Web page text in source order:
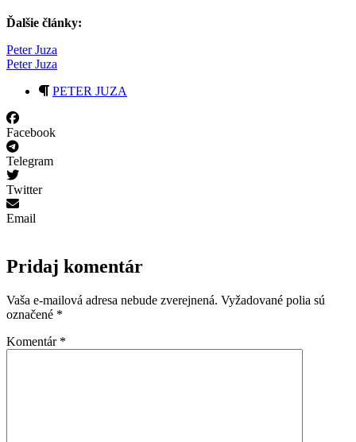
Ďalšie články:
Peter Juza
Peter Juza
PETER JUZA
Facebook
Telegram
Twitter
Email
Pridaj komentár
Vaša e-mailová adresa nebude zverejnená. Vyžadované polia sú
označené *
Komentár *